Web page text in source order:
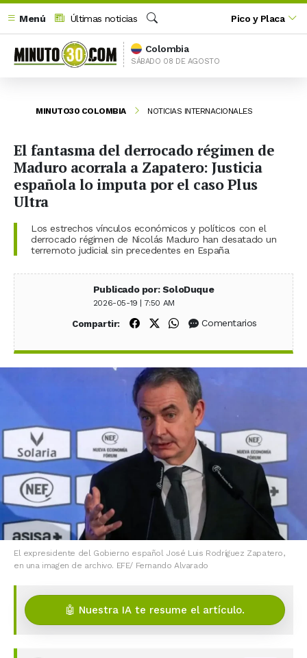
Menú
Últimas noticias
Buscar
Pico y Placa
Colombia
SÁBADO 08 DE AGOSTO
MINUTO30 COLOMBIA NOTICIAS INTERNACIONALES
El fantasma del derrocado régimen de
Maduro acorrala a Zapatero: Justicia
española lo imputa por el caso Plus
Ultra
Los estrechos vínculos económicos y políticos con el
derrocado régimen de Nicolás Maduro han desatado un
terremoto judicial sin precedentes en España
Publicado por: SoloDuque
2026-05-19 | 7:50 AM
Compartir: Compartir en Facebook
Compartir en X (Twitter)
Compartir en WhatsApp
Comentarios
El expresidente del Gobierno español José Luis Rodríguez Zapatero,
en una imagen de archivo. EFE/ Fernando Alvarado
🤖 Nuestra IA te resume el artículo.